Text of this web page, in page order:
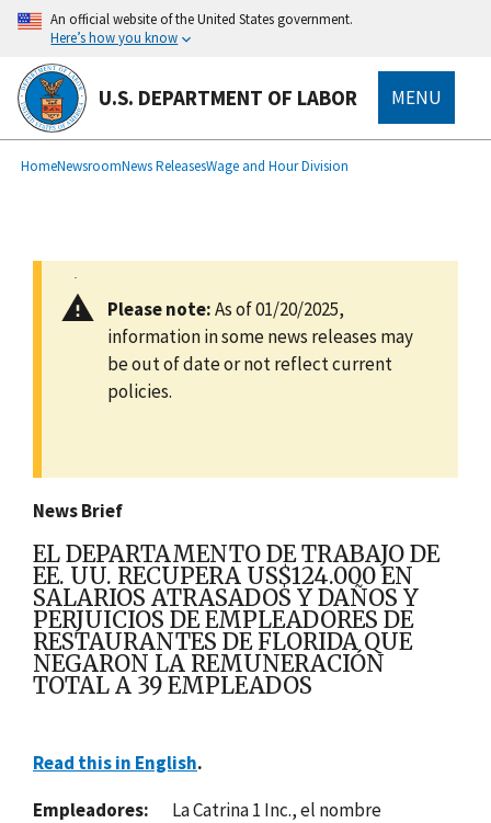
main
content
An official website of the United States government.
Here’s how you know
U.S. DEPARTMENT OF LABOR MENU
Breadcrumb
HomeNewsroomNews ReleasesWage and Hour Division
Please note:As of 01/20/2025,
information in some news releases may
be out of date or not reflect current
policies.
News Brief
EL DEPARTAMENTO DE TRABAJO DE
EE. UU. RECUPERA US$124.000 EN
SALARIOS ATRASADOS Y DAÑOS Y
PERJUICIOS DE EMPLEADORES DE
RESTAURANTES DE FLORIDA QUE
NEGARON LA REMUNERACIÓN
TOTAL A 39 EMPLEADOS
Read this in English.
Empleadores: La Catrina 1 Inc., el nombre